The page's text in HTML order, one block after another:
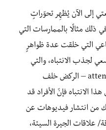
إلى الآن يُظهِر تحوّراتٍ
مثالًا بالممارسات التي
التي خلقت عدة ظواهرٍ
لجذب الانتباه، والتي
يسميها هابرماس «attention slavery – الركض خلف
الانتباه فإنّ الأفراد قد
من انتشار فيديوهات عن
علاقات الجيرة السيئة،